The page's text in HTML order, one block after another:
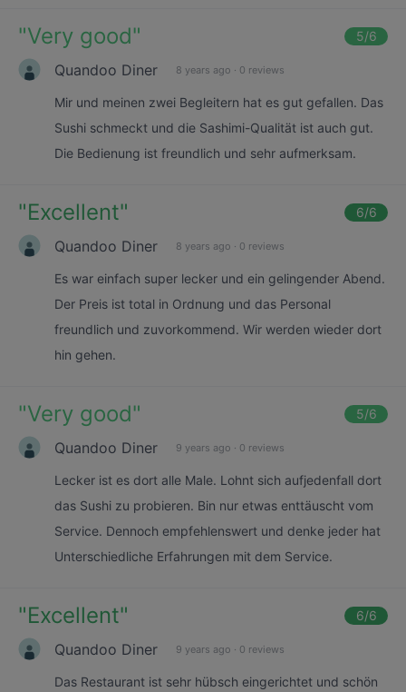
"Very good" 5/6
Quandoo Diner 8 years ago · 0 reviews
Mir und meinen zwei Begleitern hat es gut gefallen. Das
Sushi schmeckt und die Sashimi-Qualität ist auch gut.
Die Bedienung ist freundlich und sehr aufmerksam.
"Excellent" 6/6
Quandoo Diner 8 years ago · 0 reviews
Es war einfach super lecker und ein gelingender Abend.
Der Preis ist total in Ordnung und das Personal
freundlich und zuvorkommend. Wir werden wieder dort
hin gehen.
"Very good" 5/6
Quandoo Diner 9 years ago · 0 reviews
Lecker ist es dort alle Male. Lohnt sich aufjedenfall dort
das Sushi zu probieren. Bin nur etwas enttäuscht vom
Service. Dennoch empfehlenswert und denke jeder hat
Unterschiedliche Erfahrungen mit dem Service.
"Excellent" 6/6
Quandoo Diner 9 years ago · 0 reviews
Das Restaurant ist sehr hübsch eingerichtet und schön